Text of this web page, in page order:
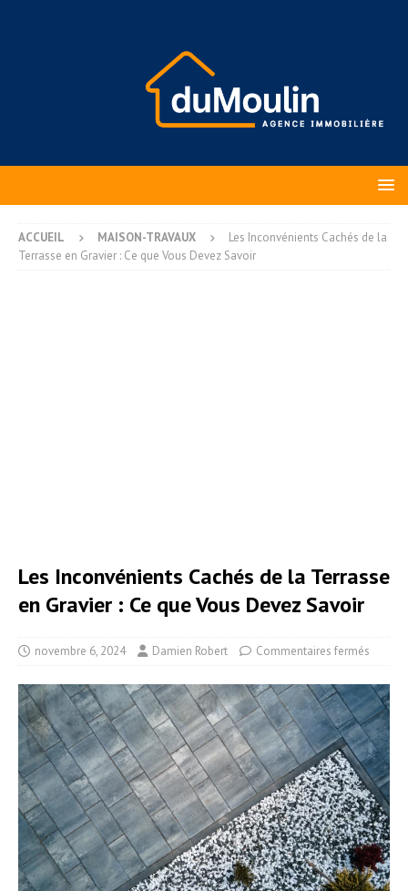
ACCUEIL MAISON-TRAVAUX
Les Inconvénients Cachés de la
Terrasse en Gravier : Ce que Vous Devez Savoir
Les Inconvénients Cachés de la Terrasse
en Gravier : Ce que Vous Devez Savoir
novembre 6, 2024 Damien Robert Commentaires fermés